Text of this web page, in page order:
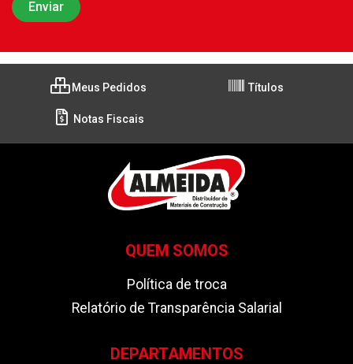
Meus Pedidos Títulos
Notas Fiscais
QUEM SOMOS
Política de troca
Relatório de Transparência Salarial
DEPARTAMENTOS